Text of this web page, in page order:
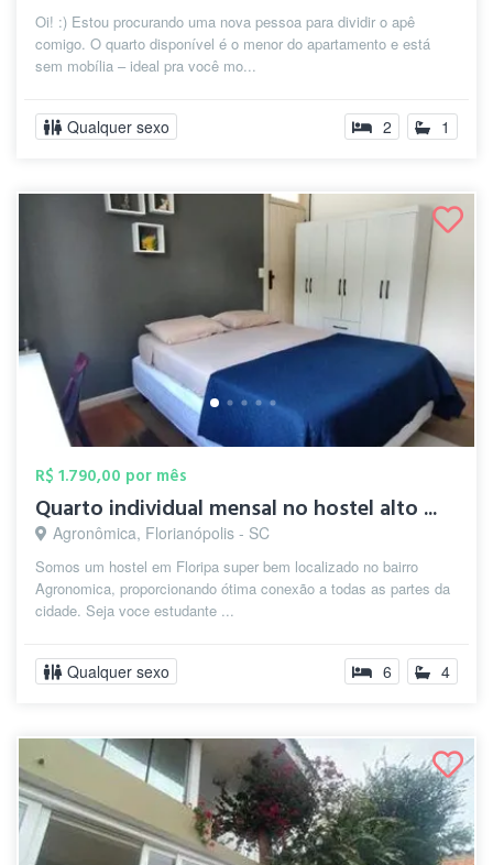
Oi! :) Estou procurando uma nova pessoa para dividir o apê
comigo. O quarto disponível é o menor do apartamento e está
sem mobília – ideal pra você mo...
Qualquer sexo 2 1
R$ 1.790,00 por mês
Quarto individual mensal no hostel alto ...
Agronômica, Florianópolis - SC
Somos um hostel em Floripa super bem localizado no bairro
Agronomica, proporcionando ótima conexão a todas as partes da
cidade. Seja voce estudante ...
Qualquer sexo 6 4